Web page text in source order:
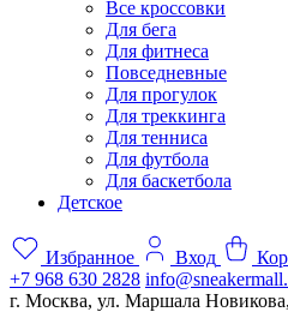
Все кроссовки
Для бега
Для фитнеса
Повседневные
Для прогулок
Для треккинга
Для тенниса
Для футбола
Для баскетбола
Детское
Избранное Вход
+7 968 630 2828
г. Москва, ул. Маршала